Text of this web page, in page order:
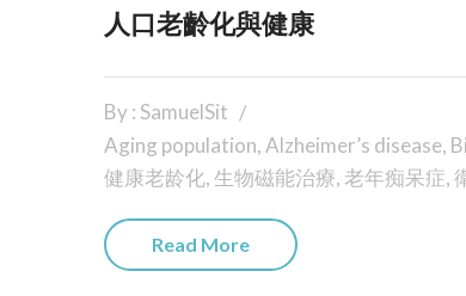
人口老齡化與健康
By : SamuelSit
Aging population,Alzheimer’s disease,
健康老龄化, 生物磁能治療,老年痴呆症,
Read More